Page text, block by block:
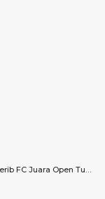
Juara Open Turnamen HUT Pemda Sekadau